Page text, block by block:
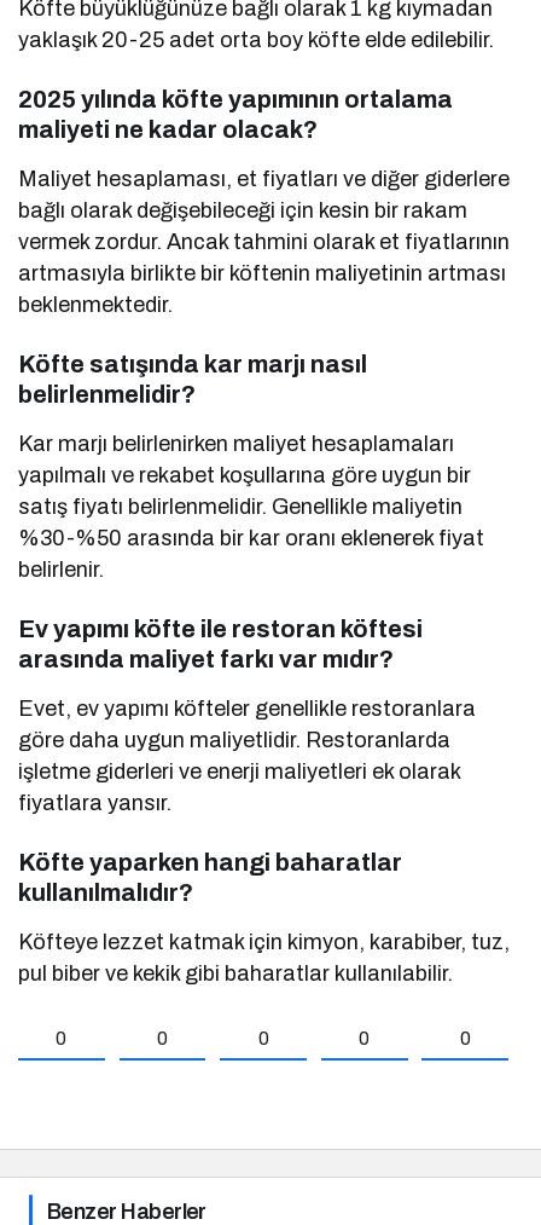
Köfte büyüklüğünüze bağlı olarak 1 kg kıymadan
yaklaşık 20-25 adet orta boy köfte elde edilebilir.
2025 yılında köfte yapımının ortalama
maliyeti ne kadar olacak?
Maliyet hesaplaması, et fiyatları ve diğer giderlere
bağlı olarak değişebileceği için kesin bir rakam
vermek zordur. Ancak tahmini olarak et fiyatlarının
artmasıyla birlikte bir köftenin maliyetinin artması
beklenmektedir.
Köfte satışında kar marjı nasıl
belirlenmelidir?
Kar marjı belirlenirken maliyet hesaplamaları
yapılmalı ve rekabet koşullarına göre uygun bir
satış fiyatı belirlenmelidir. Genellikle maliyetin
%30-%50 arasında bir kar oranı eklenerek fiyat
belirlenir.
Ev yapımı köfte ile restoran köftesi
arasında maliyet farkı var mıdır?
Evet, ev yapımı köfteler genellikle restoranlara
göre daha uygun maliyetlidir. Restoranlarda
işletme giderleri ve enerji maliyetleri ek olarak
fiyatlara yansır.
Köfte yaparken hangi baharatlar
kullanılmalıdır?
Köfteye lezzet katmak için kimyon, karabiber, tuz,
pul biber ve kekik gibi baharatlar kullanılabilir.
0 0 0 0 0
Benzer Haberler